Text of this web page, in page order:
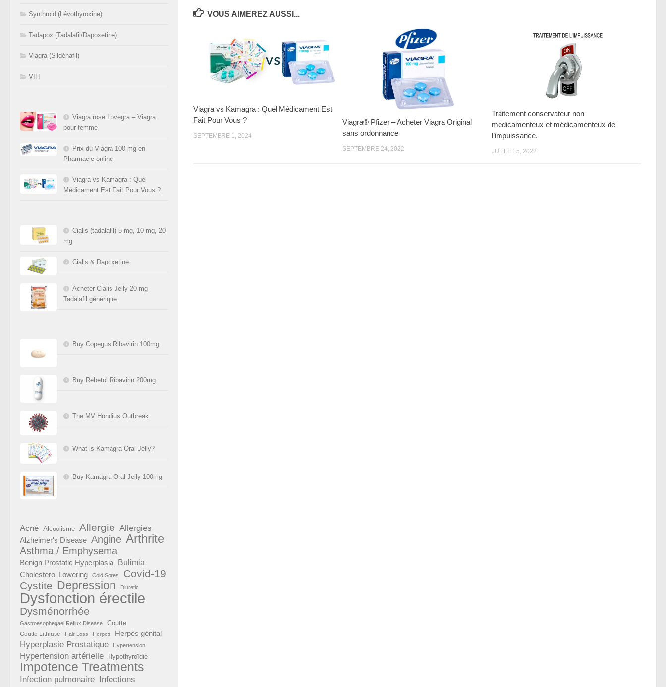
VOUS AIMEREZ AUSSI...
Viagra vs Kamagra : Quel Médicament Est
Fait Pour Vous ?
SEPTEMBRE 1, 2024
Viagra® Pfizer – Acheter Viagra Original
sans ordonnance
SEPTEMBRE 24, 2022
Traitement conservateur non
médicamenteux et médicamenteux de
l’impuissance.
JUILLET 5, 2022
Synthroid (Lévothyroxine)
Tadapox (Tadalafil/Dapoxetine)
Viagra (Sildénafil)
VIH
Viagra rose Lovegra – Viagra
pour femme
Prix du Viagra 100 mg en
Pharmacie online
Viagra vs Kamagra : Quel
Médicament Est Fait Pour Vous ?
Cialis (tadalafil) 5 mg, 10 mg, 20
mg
Cialis & Dapoxetine
Acheter Cialis Jelly 20 mg
Tadalafil générique
Buy Copegus Ribavirin 100mg
Buy Rebetol Ribavirin 200mg
The MV Hondius Outbreak
What is Kamagra Oral Jelly?
Buy Kamagra Oral Jelly 100mg
Acné Alcoolisme Allergie Allergies
Alzheimer's Disease Angine Arthrite
Asthma / Emphysema
Benign Prostatic Hyperplasia Bulimia
Cholesterol Lowering Cold Sores
Covid-19
Cystite Depression Diuretic
Dysfonction érectile
Dysménorrhée
Gastroesophegael Reflux Disease Goutte
Goutte Lithiase Hair Loss Herpes Herpès génital
Hyperplasie Prostatique Hypertension
Hypertension artérielle Hypothyroïdie
Impotence Treatments
Infection pulmonaire Infections